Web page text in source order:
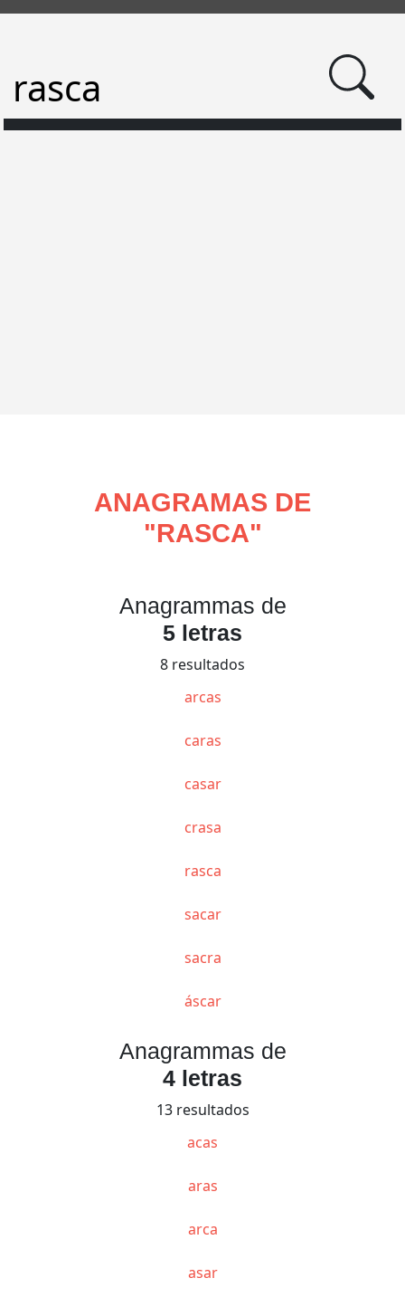
ANAGRAMAS DE
"RASCA"
Anagrammas de
5 letras
8 resultados
arcas
caras
casar
crasa
rasca
sacar
sacra
áscar
Anagrammas de
4 letras
13 resultados
acas
aras
arca
asar